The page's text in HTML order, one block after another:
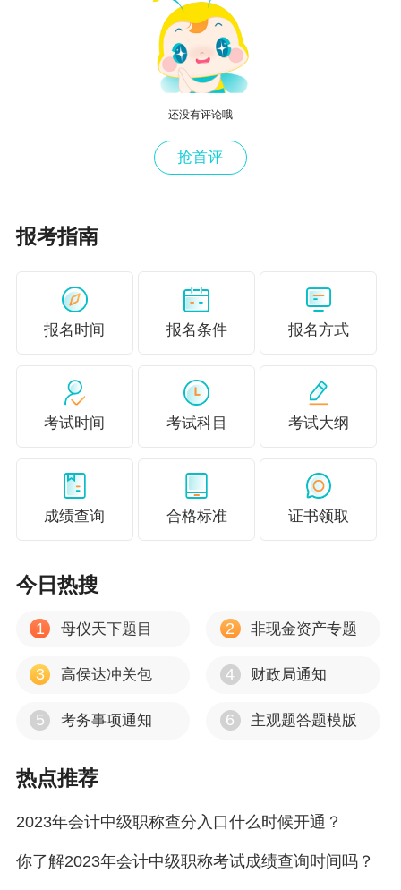
报名流程图，仔细查看后，确定“我已阅”，点击下
第七步：填写个人证件号码、姓名信息和报
考级别，点击下一步。
第八步：个人详细报考信息填写完成后，在
击下一步。
第九步：进入考试费用及设置登录密码页
点击下一步。
注册号，一定要牢记自己的注册号。《报名信息
表》用于资格审核，建议考生们都打印出来。如
审核及确认报名状态。
根据各地公布中级会计职称考务安排，各地
格审核方式。
中级考生需要在报名时间截止前登录系统确
还没有评论哦
抢首评
报考指南
报名时间 报名条件 报名方式
考试时间 考试科目 考试大纲
成绩查询 合格标准 证书领取
今日热搜
1 母仪天下题目 2 非现金资产专题
3 高侯达冲关包 4 财政局通知
5 考务事项通知 6 主观题答题模版
热点推荐
​2023年会计中级职称查分入口什么时候开通？
你了解2023年会计中级职称考试成绩查询时间吗？